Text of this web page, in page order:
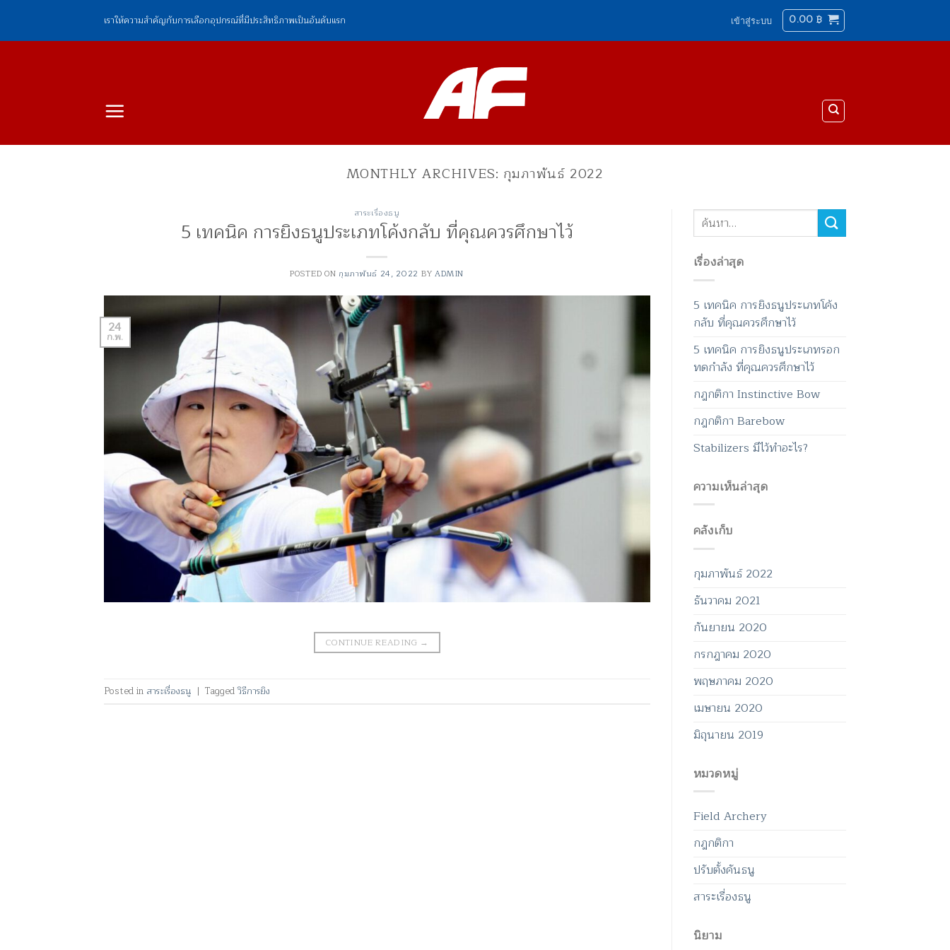
ยัง
เราให้ความสำคัญกับการเลือกอุปกรณ์ที่มีประสิทธิภาพเป็นอันดับแรก เข้าสู่ระบบ 0.00฿
MONTHLY ARCHIVES: กุมภาพันธ์ 2022
สาระเรื่องธนู
5 เทคนิค การยิงธนูประเภทโค้งกลับ ที่คุณควรศึกษาไว้
POSTED ON กุมภาพันธ์ 24, 2022 BYADMIN
24
ก.พ.
CONTINUE READING →
Posted in สาระเรื่องธนู | Taggedวิธีการยิง
เรื่องล่าสุด
5 เทคนิค การยิงธนูประเภทโค้ง
กลับ ที่คุณควรศึกษาไว้
5 เทคนิค การยิงธนูประเภทรอก
ทดกำลัง ที่คุณควรศึกษาไว้
กฎกติกา Instinctive Bow
กฎกติกา Barebow
Stabilizers มีไว้ทำอะไร?
ความเห็นล่าสุด
คลังเก็บ
กุมภาพันธ์ 2022
ธันวาคม 2021
กันยายน 2020
กรกฎาคม 2020
พฤษภาคม 2020
เมษายน 2020
มิถุนายน 2019
หมวดหมู่
Field Archery
กฎกติกา
ปรับตั้งคันธนู
สาระเรื่องธนู
นิยาม